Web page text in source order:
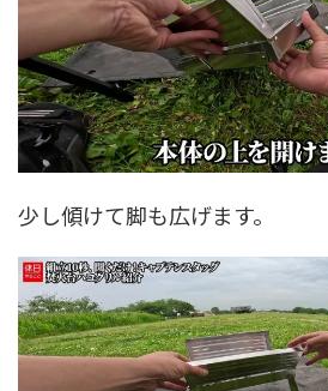
少し傾けて脚も広げます。